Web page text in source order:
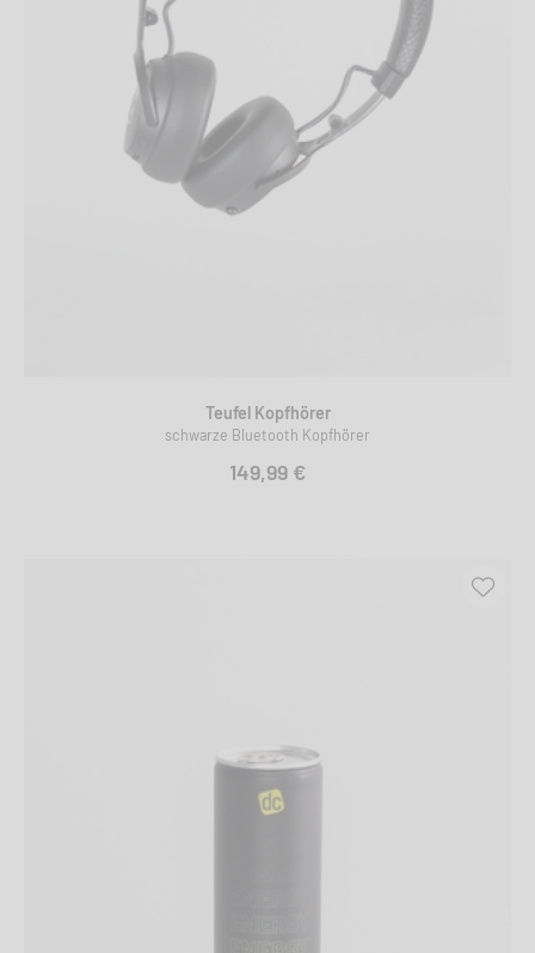
Teufel Kopfhörer
schwarze Bluetooth Kopfhörer
149,99 €